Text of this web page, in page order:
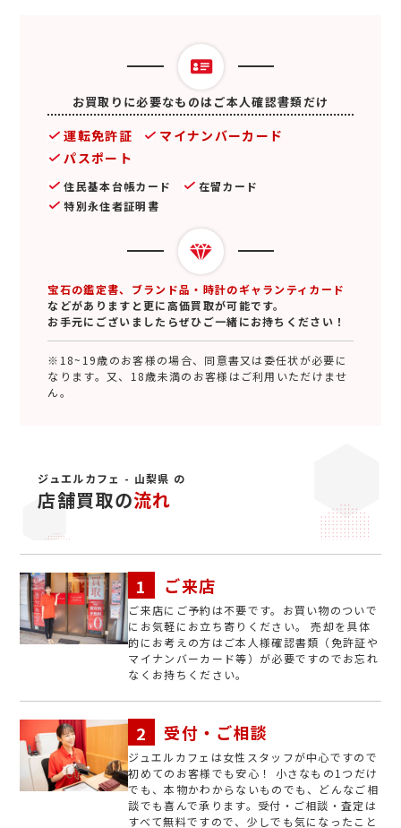
お買取りに必要なものはご本人確認書類だけ
運転免許証
マイナンバーカード
パスポート
住民基本台帳カード
在留カード
特別永住者証明書
宝石の鑑定書、ブランド品・時計のギャランティカード
などがありますと更に高価買取が可能です。
お手元にございましたらぜひご一緒にお持ちください！
※18~19歳のお客様の場合、同意書又は委任状が必要に
なります。又、18歳未満のお客様はご利用いただけませ
ん。
ジュエルカフェ - 山梨県 の
店舗買取の流れ
ご来店
ご来店にご予約は不要です。お買い物のついで
にお気軽にお立ち寄りください。 売却を具体
的にお考えの方はご本人様確認書類（免許証や
マイナンバーカード等）が必要ですのでお忘れ
なくお持ちください。
受付・ご相談
ジュエルカフェは女性スタッフが中心ですので
初めてのお客様でも安心！ 小さなもの1つだけ
でも、本物かわからないものでも、どんなご相
談でも喜んで承ります。受付・ご相談・査定は
すべて無料ですので、少しでも気になったこと